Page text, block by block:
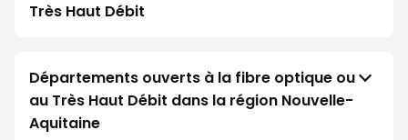
Très Haut Débit
Départements ouverts à la fibre optique ou
au Très Haut Débit dans la région Nouvelle-
Aquitaine